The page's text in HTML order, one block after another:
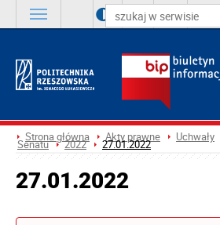
A A A
Strona główna Akty prawne Uchwały
Senatu 2022 27.01.2022
27.01.2022